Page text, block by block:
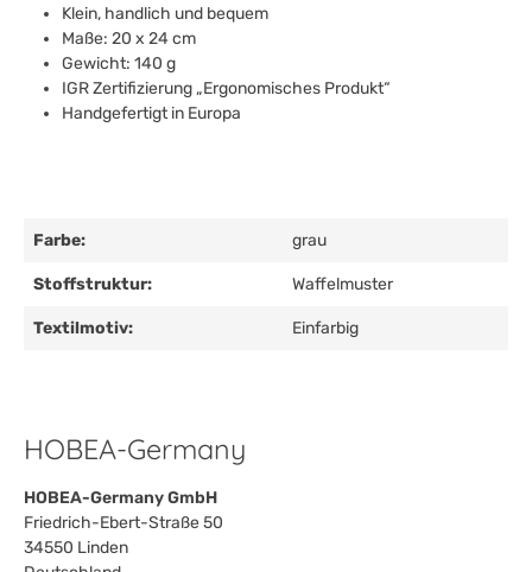
Klein, handlich und bequem
Maße: 20 x 24 cm
Gewicht: 140 g
IGR Zertifizierung „Ergonomisches Produkt“
Handgefertigt in Europa
Farbe: grau
Stoffstruktur: Waffelmuster
Textilmotiv: Einfarbig
HOBEA-Germany
HOBEA-Germany GmbH
Friedrich-Ebert-Straße 50
34550 Linden